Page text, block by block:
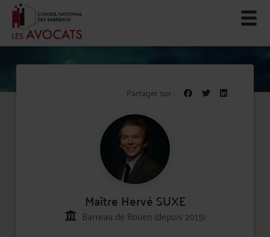
Partager sur :
Maître Hervé SUXE
Barreau de Rouen (depuis 2015)